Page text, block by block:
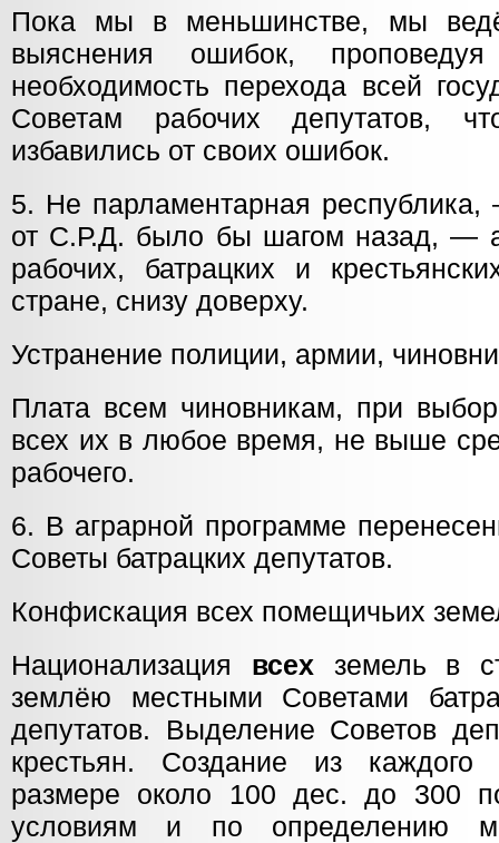
Пока мы в меньшинстве, мы
выяснения ошибок,
необходимость перехода всей
Советам рабочих депутатов,
избавились от своих ошибок.
5. Не парламентарная
от С.Р.Д. было бы шагом назад, —
рабочих, батрацких и
стране, снизу доверху.
Устранение полиции, армии,
Плата всем чиновникам, при
всех их в любое время, не выше
рабочего.
6. В аграрной программе
Советы батрацких депутатов.
Конфискация всех помещичьих
Национализация всехземель в
землёю местными Советами
депутатов. Выделение Советов
крестьян. Создание из каждого
размере около 100 дес. до 300
условиям и по определению